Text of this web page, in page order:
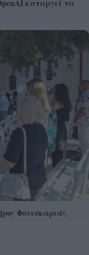
καταργεί τα
Φονισκαριάς